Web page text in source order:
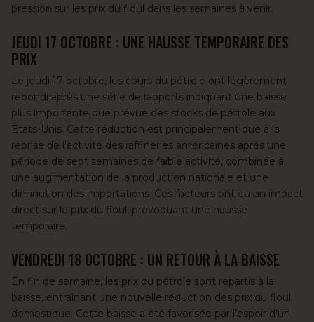
pression sur les prix du fioul dans les semaines à venir.
JEUDI 17 OCTOBRE : UNE HAUSSE TEMPORAIRE DES
PRIX
Le jeudi 17 octobre, les cours du pétrole ont légèrement
rebondi après une série de rapports indiquant une baisse
plus importante que prévue des stocks de pétrole aux
États-Unis. Cette réduction est principalement due à la
reprise de l’activité des raffineries américaines après une
période de sept semaines de faible activité, combinée à
une augmentation de la production nationale et une
diminution des importations. Ces facteurs ont eu un impact
direct sur le prix du fioul, provoquant une hausse
temporaire.
VENDREDI 18 OCTOBRE : UN RETOUR À LA BAISSE
En fin de semaine, les prix du pétrole sont repartis à la
baisse, entraînant une nouvelle réduction des prix du fioul
domestique. Cette baisse a été favorisée par l’espoir d’un